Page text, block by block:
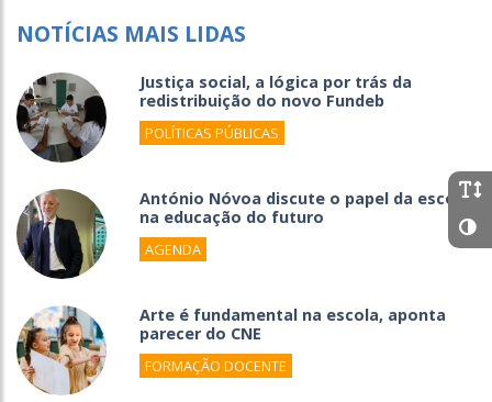
NOTÍCIAS MAIS LIDAS
Justiça social, a lógica por trás da
redistribuição do novo Fundeb
POLÍTICAS PÚBLICAS
António Nóvoa discute o papel da escola
na educação do futuro
AGENDA
Arte é fundamental na escola, aponta
parecer do CNE
FORMAÇÃO DOCENTE